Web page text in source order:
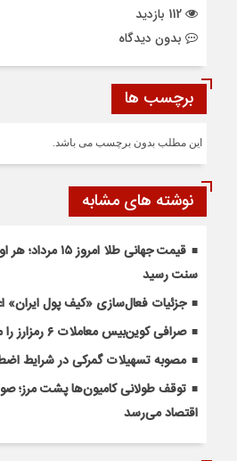
بدون دیدگاه
برچسب ها
این مطلب بدون برچسب می باشد.
نوشته های مشابه
سنت رسید
جزئیات فعال‌سازی «کیف پول ایران»
صرافی کوین‌بیس معاملات ۶ رمزارز را متوقف کرد
مصوبه تسهیلات گمرکی در شرایط
توقف طولانی کامیون‌ها پشت مرز؛
اقتصاد می‌رسد